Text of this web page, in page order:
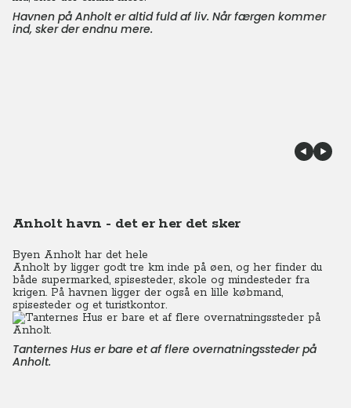
Havnen på Anholt er altid fuld af liv. Når færgen kommer
ind, sker der endnu mere.
Anholt havn - det er her det sker
Byen Anholt har det hele
Anholt by ligger godt tre km inde på øen, og her finder du
både supermarked, spisesteder, skole og mindesteder fra
krigen. På havnen ligger der også en lille købmand,
spisesteder og et turistkontor.
Tanternes Hus er bare et af flere overnatningssteder på
Anholt.